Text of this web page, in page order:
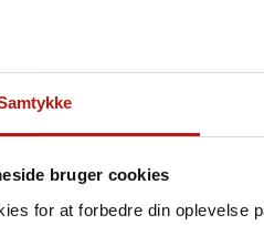
bruger cookies
for at forbedre din oplevelse